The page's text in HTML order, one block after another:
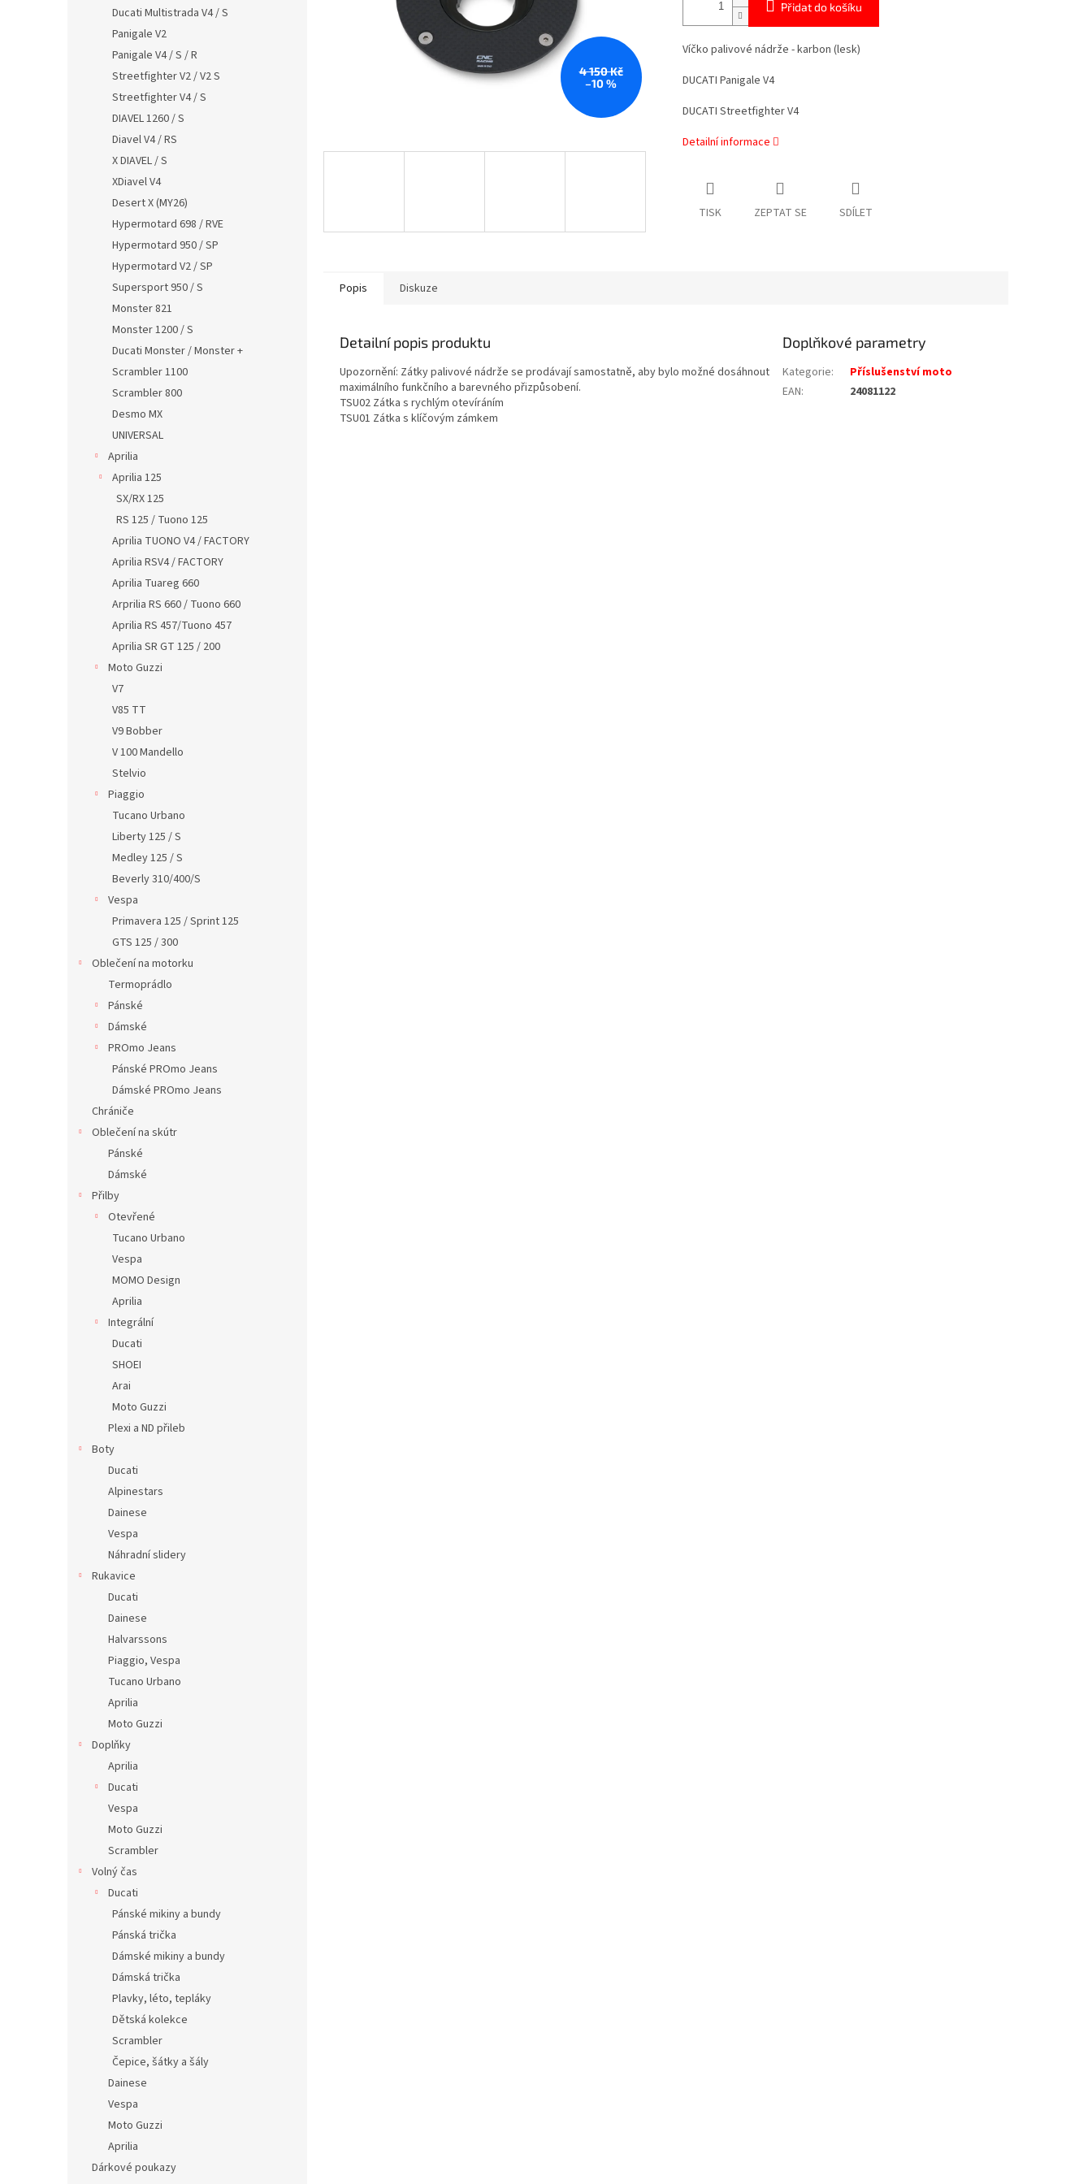
Ducati Multistrada V4 / S
Panigale V2
Panigale V4 / S / R
Streetfighter V2 / V2 S
Streetfighter V4 / S
DIAVEL 1260 / S
Diavel V4 / RS
X DIAVEL / S
XDiavel V4
Desert X (MY26)
Hypermotard 698 / RVE
Hypermotard 950 / SP
Hypermotard V2 / SP
Supersport 950 / S
Monster 821
Monster 1200 / S
Ducati Monster / Monster +
Scrambler 1100
Scrambler 800
Desmo MX
UNIVERSAL
Aprilia
Aprilia 125
SX/RX 125
RS 125 / Tuono 125
Aprilia TUONO V4 / FACTORY
Aprilia RSV4 / FACTORY
Aprilia Tuareg 660
Arprilia RS 660 / Tuono 660
Aprilia RS 457/Tuono 457
Aprilia SR GT 125 / 200
Moto Guzzi
V7
V85 TT
V9 Bobber
V 100 Mandello
Stelvio
Piaggio
Tucano Urbano
Liberty 125 / S
Medley 125 / S
Beverly 310/400/S
Vespa
Primavera 125 / Sprint 125
GTS 125 / 300
Oblečení na motorku
Termoprádlo
Pánské
Dámské
PROmo Jeans
Pánské PROmo Jeans
Dámské PROmo Jeans
Chrániče
Oblečení na skútr
Pánské
Dámské
Přilby
Otevřené
Tucano Urbano
Vespa
MOMO Design
Aprilia
Integrální
Ducati
SHOEI
Arai
Moto Guzzi
Plexi a ND přileb
Boty
Ducati
Alpinestars
Dainese
Vespa
Náhradní slidery
Rukavice
Ducati
Dainese
Halvarssons
Piaggio, Vespa
Tucano Urbano
Aprilia
Moto Guzzi
Doplňky
Aprilia
Ducati
Vespa
Moto Guzzi
Scrambler
Volný čas
Ducati
Pánské mikiny a bundy
Pánská trička
Dámské mikiny a bundy
Dámská trička
Plavky, léto, tepláky
Dětská kolekce
Scrambler
Čepice, šátky a šály
Dainese
Vespa
Moto Guzzi
Aprilia
Dárkové poukazy
4 150 Kč
–10 %
Přidat do košíku
Víčko palivové nádrže - karbon (lesk)
DUCATI Panigale V4
DUCATI Streetfighter V4
Detailní informace
TISK ZEPTAT SE SDÍLET
Popis Diskuze
Detailní popis produktu
Upozornění: Zátky palivové nádrže se prodávají samostatně, aby bylo možné dosáhnout
maximálního funkčního a barevného přizpůsobení.
TSU02 Zátka s rychlým otevíráním
TSU01 Zátka s klíčovým zámkem
Doplňkové parametry
Kategorie:
Příslušenství moto
EAN: 24081122